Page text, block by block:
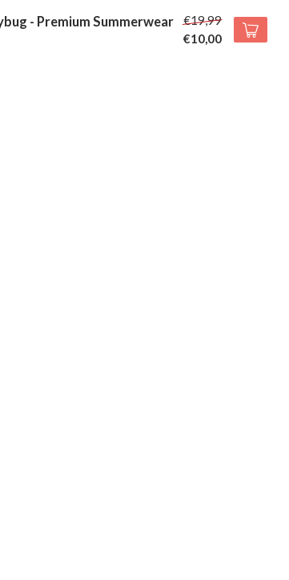
- Premium Summerwear
€19,99
€10,00